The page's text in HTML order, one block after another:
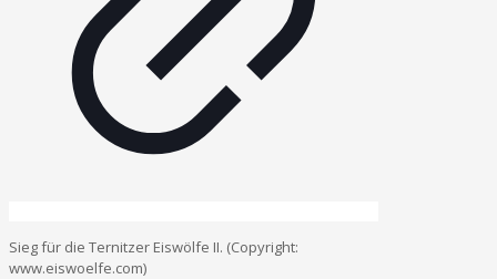
Sieg für die Ternitzer Eiswölfe II. (Copyright:
www.eiswoelfe.com)